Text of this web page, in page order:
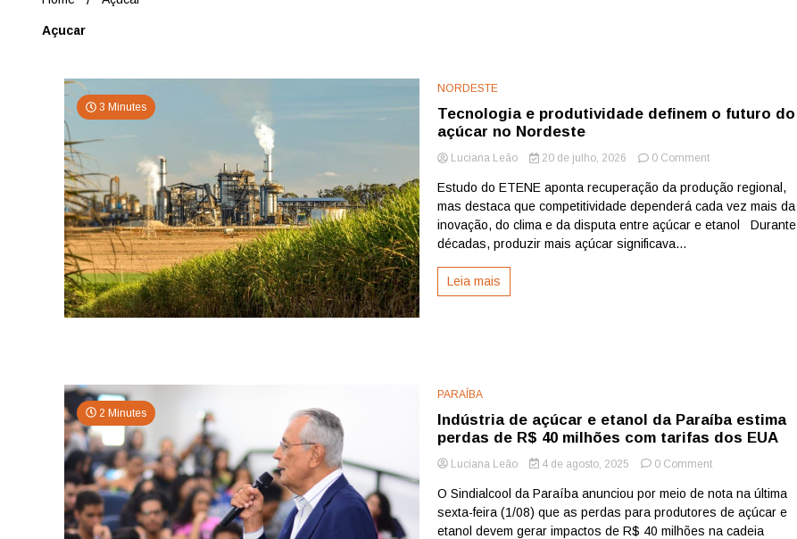
Açucar
3 Minutes
NORDESTE
Tecnologia e produtividade definem o futuro do
açúcar no Nordeste
Luciana Leão 20 de julho, 2026 0 Commenton
e
produtividade
definem
Estudo do ETENE aponta recuperação da produção regional,
mas destaca que competitividade dependerá cada vez mais da
inovação, do clima e da disputa entre açúcar e etanol Durante
décadas, produzir mais açúcar significava...
Leia mais
2 Minutes
PARAÍBA
Indústria de açúcar e etanol da Paraíba estima
perdas de R$ 40 milhões com tarifas dos EUA
Luciana Leão 4 de agosto, 2025 0 Commenton
de
açúcar
e
O Sindialcool da Paraíba anunciou por meio de nota na última
sexta-feira (1/08) que as perdas para produtores de açúcar e
etanol devem gerar impactos de R$ 40 milhões na cadeia